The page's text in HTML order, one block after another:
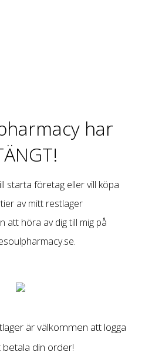
har
starta företag eller vill köpa
av mitt restlager
att höra av dig till mig på
.
är välkommen att logga
betala din order!